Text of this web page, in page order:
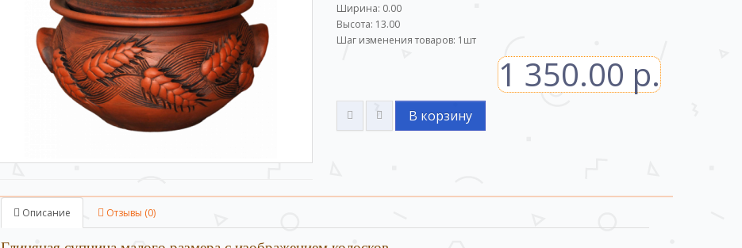
Ширина: 0.00
Высота: 13.00
Шаг изменения товаров: 1 шт
1 350.00 р.
В корзину
Описание Отзывы (0)